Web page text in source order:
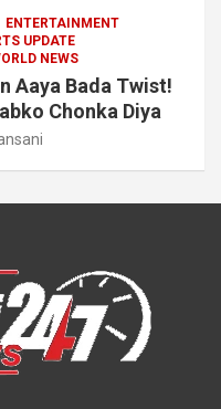
ENTERTAINMENT
UPDATE
NEWS
Aaya Bada Twist!
Chonka Diya